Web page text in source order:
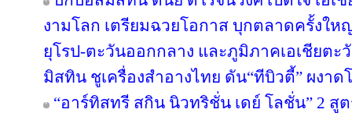
งามโลก เตรียมฉวยโอกาส บุกตลาดครั้งให
ยุโรป-ตะวันออกกลาง และภูมิภาคเอเชียตะ
มิสทิน ชูเครื่องสำอางไทย ดัน“ทีบิวตี้” ผงาด
“อาร์ทิสทรี สกิน นิวทริชั่น เดย์ โลชั่น” 2 สู